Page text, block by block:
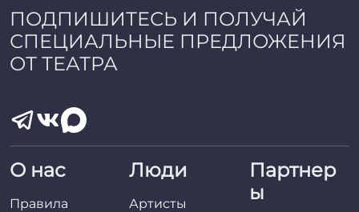
i
n
ПОДПИШИТЕСЬ И ПОЛУЧАЙ
СПЕЦИАЛЬНЫЕ ПРЕДЛОЖЕНИЯ
ОТ ТЕАТРА
О нас
Правила
Люди
Артисты
Партнер
ы